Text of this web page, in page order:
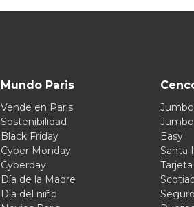
Mundo Paris
Vende en Paris
Sostenibilidad
Black Friday
Cyber Monday
Cyberday
Día de la Madre
Día del niño
Jumbo
Easy
Santa